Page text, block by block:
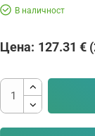
В наличност
Цена: 127.31 €